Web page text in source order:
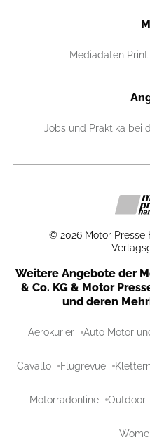
Mediadaten Print
Jobs und Praktika bei
© 2026 Motor Presse
Weitere Angebote der
& Co. KG & Motor
und deren
Aerokurier Auto Motor
Cavallo Flugrevue
Motorradonline Outdoor